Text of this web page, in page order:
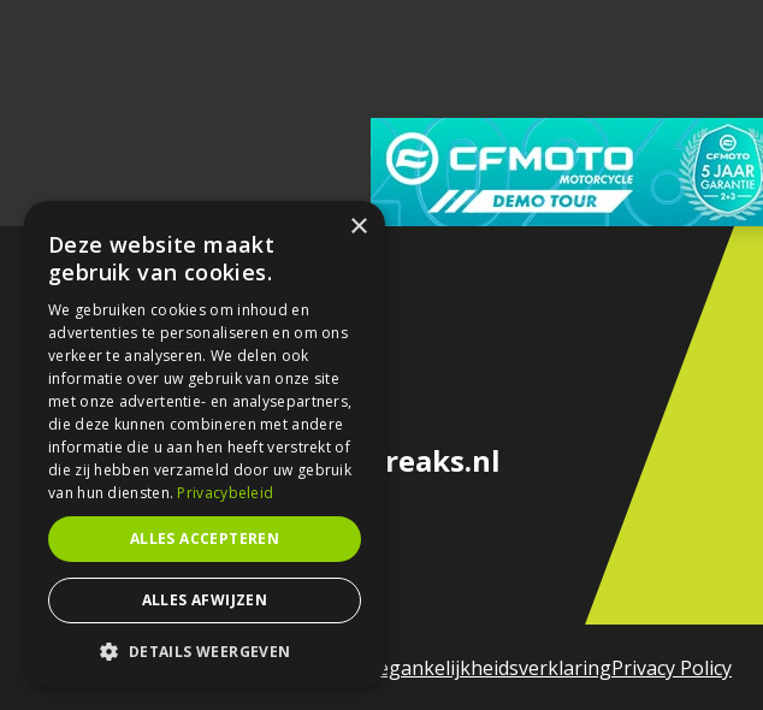
redactie@motorfreaks.nl
ToegankelijkheidsverklaringPrivacy Policy
×
Deze website maakt
gebruik van cookies.
We gebruiken cookies om inhoud en
advertenties te personaliseren en om ons
verkeer te analyseren. We delen ook
informatie over uw gebruik van onze site
met onze advertentie- en analysepartners,
die deze kunnen combineren met andere
informatie die u aan hen heeft verstrekt of
die zij hebben verzameld door uw gebruik
van hun diensten. Privacybeleid
ALLES ACCEPTEREN
ALLES AFWIJZEN
DETAILS WEERGEVEN